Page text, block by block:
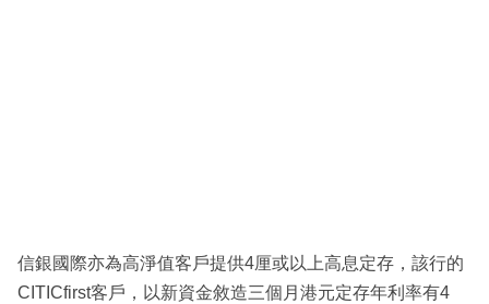
信銀國際亦為高淨值客戶提供4厘或以上高息定存，該行的
CITICfirst客戶，以新資金敘造三個月港元定存年利率有4